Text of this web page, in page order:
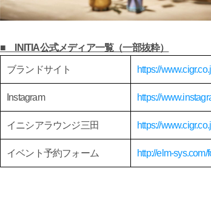
■ INITIA公式メディア一覧（一部抜粋）
ブランドサイト https://
Instagram https://
イニシアラウンジ三田 https://
イベント予約フォーム http://elm-